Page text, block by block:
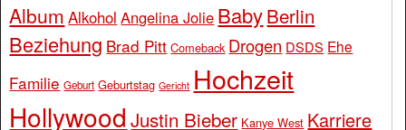
Album Alkohol Angelina Jolie BabyBerlin
Beziehung Brad Pitt Comeback Drogen DSDS Ehe
Familie Geburt Geburtstag Gericht Hochzeit
Hollywood Justin Bieber Kanye West Karriere